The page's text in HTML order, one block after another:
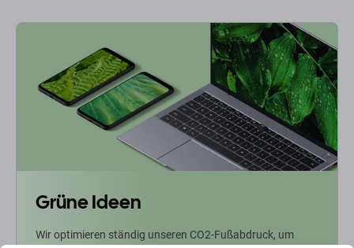
Grüne Ideen
Wir optimieren ständig unseren CO2-Fußabdruck, um